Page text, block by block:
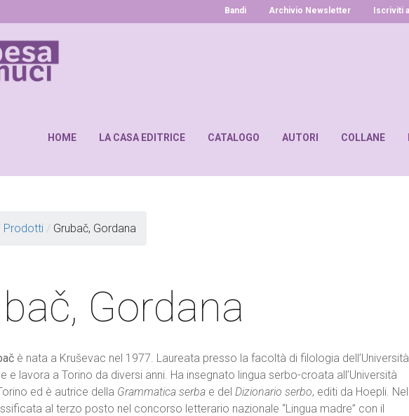
Bandi Archivio Newsletter Iscriviti
HOME LA CASA EDITRICE CATALOGO AUTORI COLLANE
Prodotti / Grubač, Gordana
Gordana
è nata a Kruševac nel 1977. Laureata presso la facoltà di filologia
e lavora a Torino da diversi anni. Ha insegnato lingua serbo-croata all’Università
ed è autrice della Grammatica serba e del Dizionario serbo, editi da Hoepli. Nel
al terzo posto nel concorso letterario nazionale “Lingua madre” con il